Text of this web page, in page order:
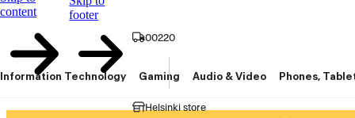
content
footer
00220
Helsinki store
Information Technology Gaming Audio & Video Phones,